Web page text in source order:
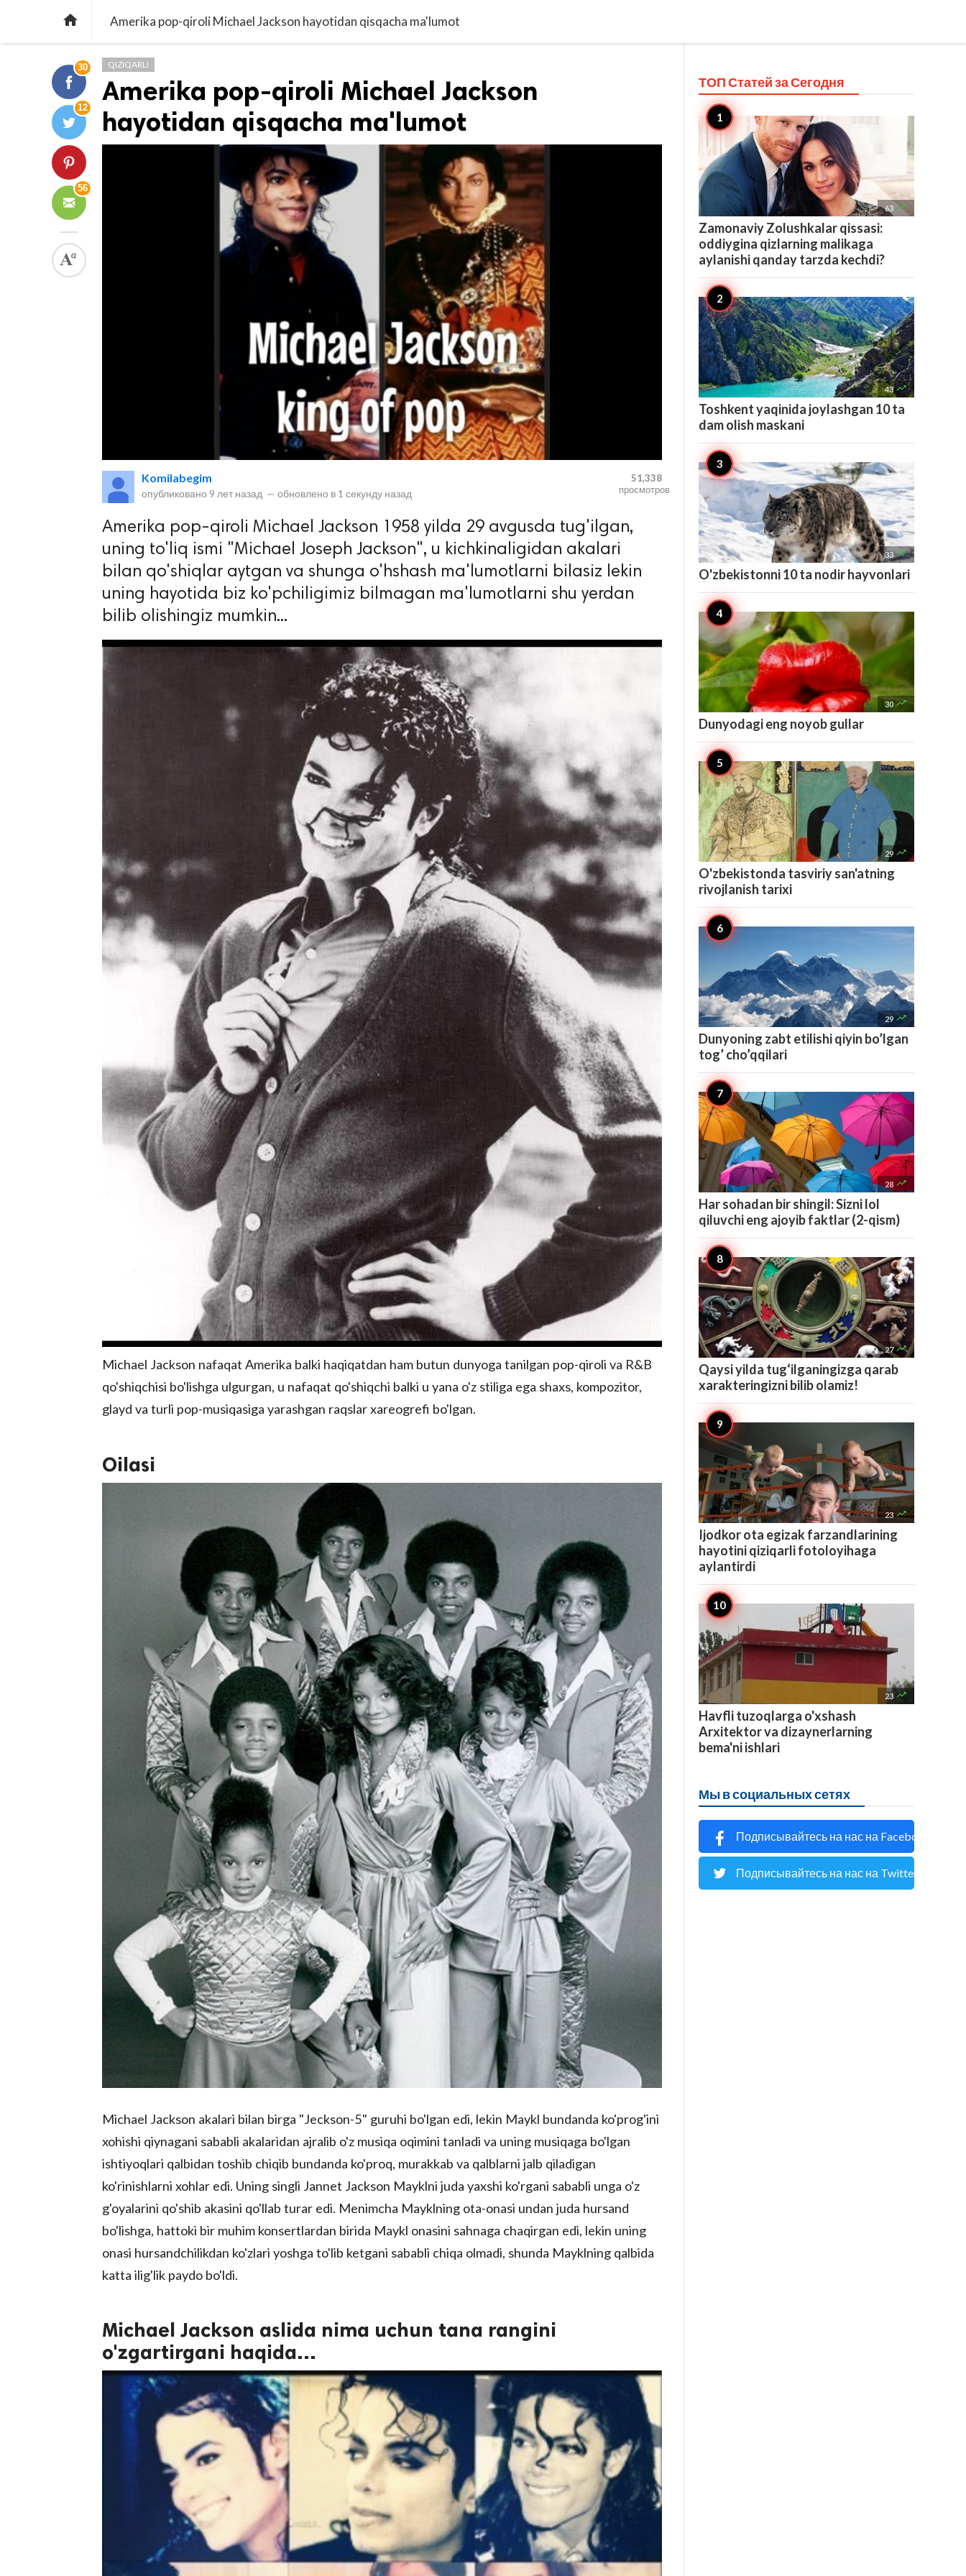
 Amerika pop-qiroli Michael Jackson hayotidan qisqacha ma'lumot
30
12
56
QIZIQARLI
Amerika pop-qiroli Michael Jackson
hayotidan qisqacha ma'lumot
Komilabegim
опубликовано 9 лет назад — обновлено в 1 секунду назад
51,338
просмотров
Amerika pop-qiroli Michael Jackson 1958 yilda 29 avgusda tug'ilgan,
uning to'liq ismi "Michael Joseph Jackson", u kichkinaligidan akalari
bilan qo'shiqlar aytgan va shunga o'hshash ma'lumotlarni bilasiz lekin
uning hayotida biz ko'pchiligimiz bilmagan ma'lumotlarni shu yerdan
bilib olishingiz mumkin...
Michael Jackson nafaqat Amerika balki haqiqatdan ham butun dunyoga tanilgan pop-qiroli va R&B
qo'shiqchisi bo'lishga ulgurgan, u nafaqat qo'shiqchi balki u yana o'z stiliga ega shaxs, kompozitor,
glayd va turli pop-musiqasiga yarashgan raqslar xareogrefi bo'lgan.
Oilasi
Michael Jackson akalari bilan birga "Jeckson-5" guruhi bo'lgan edi, lekin Maykl bundanda ko'prog'ini
xohishi qiynagani sababli akalaridan ajralib o'z musiqa oqimini tanladi va uning musiqaga bo'lgan
ishtiyoqlari qalbidan toshib chiqib bundanda ko'proq, murakkab va qalblarni jalb qiladigan
ko'rinishlarni xohlar edi. Uning singli Jannet Jackson Mayklni juda yaxshi ko'rgani sababli unga o'z
g'oyalarini qo'shib akasini qo'llab turar edi. Menimcha Mayklning ota-onasi undan juda hursand
bo'lishga, hattoki bir muhim konsertlardan birida Maykl onasini sahnaga chaqirgan edi, lekin uning
onasi hursandchilikdan ko'zlari yoshga to'lib ketgani sababli chiqa olmadi, shunda Mayklning qalbida
katta ilig'lik paydo bo'ldi.
Michael Jackson aslida nima uchun tana rangini
o'zgartirgani haqida...
ТОП Статей заСегодня
63 
Zamonaviy Zolushkalar qissasi:
oddiygina qizlarning malikaga
aylanishi qanday tarzda kechdi?
43 
Toshkent yaqinida joylashgan 10 ta
dam olish maskani
33 
O'zbekistonni 10 ta nodir hayvonlari
30 
Dunyodagi eng noyob gullar
29 
O'zbekistonda tasviriy san'atning
rivojlanish tarixi
29 
Dunyoning zabt etilishi qiyin bo’lgan
tog’ cho’qqilari
28 
Har sohadan bir shingil: Sizni lol
qiluvchi eng ajoyib faktlar (2-qism)
27 
Qaysi yilda tug‘ilganingizga qarab
xarakteringizni bilib olamiz!
23 
Ijodkor ota egizak farzandlarining
hayotini qiziqarli fotoloyihaga
aylantirdi
23 
Havfli tuzoqlarga o'xshash
Arxitektor va dizaynerlarning
bema'ni ishlari
Мы в социальных сетях
Подписывайтесь на нас на Facebook
Подписывайтесь на нас на Twitter